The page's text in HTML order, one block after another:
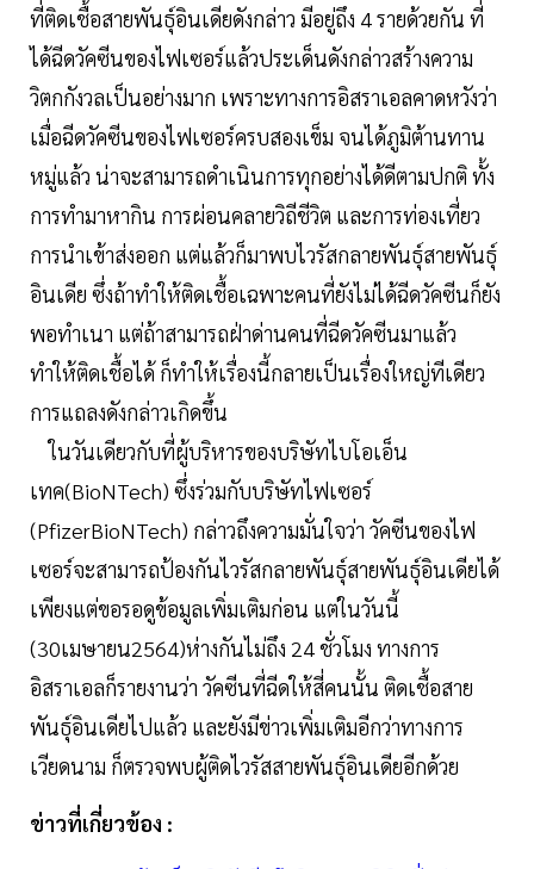
ที่ติดเชื้อสายพันธุ์อินเดียดังกล่าว มีอยู่ถึง 4 รายด้วยกัน ที่
ได้ฉีดวัคซีนของไฟเซอร์แล้วประเด็นดังกล่าวสร้างความ
วิตกกังวลเป็นอย่างมาก เพราะทางการอิสราเอลคาดหวังว่า
เมื่อฉีดวัคซีนของไฟเซอร์ครบสองเข็ม จนได้ภูมิต้านทาน
หมู่แล้ว น่าจะสามารถดำเนินการทุกอย่างได้ดีตามปกติ ทั้ง
การทำมาหากิน การผ่อนคลายวิถีชีวิต และการท่องเที่ยว
การนำเข้าส่งออก แต่แล้วก็มาพบไวรัสกลายพันธุ์สายพันธุ์
อินเดีย ซึ่งถ้าทำให้ติดเชื้อเฉพาะคนที่ยังไม่ได้ฉีดวัคซีนก็ยัง
พอทำเนา แต่ถ้าสามารถฝ่าด่านคนที่ฉีดวัคซีนมาแล้ว
ทำให้ติดเชื้อได้ ก็ทำให้เรื่องนี้กลายเป็นเรื่องใหญ่ทีเดียว
การแถลงดังกล่าวเกิดขึ้น
ในวันเดียวกับที่ผู้บริหารของบริษัทไบโอเอ็น
เทค(BioNTech) ซึ่งร่วมกับบริษัทไฟเซอร์
(PfizerBioNTech) กล่าวถึงความมั่นใจว่า วัคซีนของไฟ
เซอร์จะสามารถป้องกันไวรัสกลายพันธุ์สายพันธุ์อินเดียได้
เพียงแต่ขอรอดูข้อมูลเพิ่มเติมก่อน แต่ในวันนี้
(30เมษายน2564)ห่างกันไม่ถึง 24 ชั่วโมง ทางการ
อิสราเอลก็รายงานว่า วัคซีนที่ฉีดให้สี่คนนั้น ติดเชื้อสาย
พันธุ์อินเดียไปแล้ว และยังมีข่าวเพิ่มเติมอีกว่าทางการ
เวียดนาม ก็ตรวจพบผู้ติดไวรัสสายพันธุ์อินเดียอีกด้วย
ข่าวที่เกี่ยวข้อง :